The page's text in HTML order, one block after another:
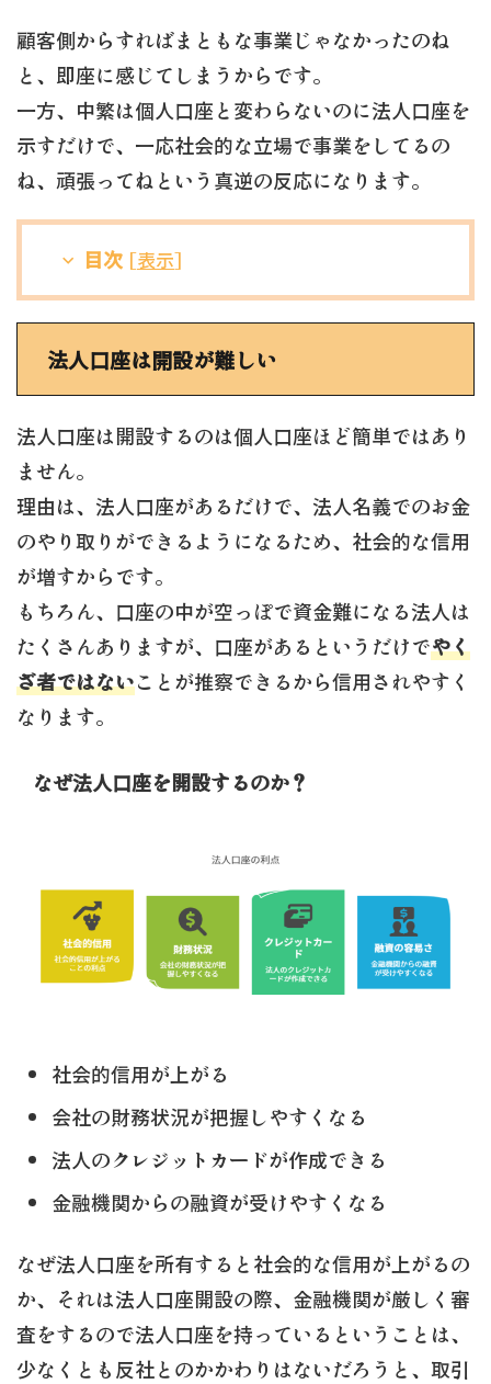
顧客側からすればまともな事業じゃなかったのね
と、即座に感じてしまうからです。
一方、中繁は個人口座と変わらないのに法人口座を
示すだけで、一応社会的な立場で事業をしてるの
ね、頑張ってねという真逆の反応になります。
目次 [表示]
法人口座は開設が難しい
法人口座は開設するのは個人口座ほど簡単ではあり
ません。
理由は、法人口座があるだけで、法人名義でのお金
のやり取りができるようになるため、社会的な信用
が増すからです。
もちろん、口座の中が空っぽで資金難になる法人は
たくさんありますが、口座があるというだけでやく
ざ者ではないことが推察できるから信用されやすく
なります。
なぜ法人口座を開設するのか？
社会的信用が上がる
会社の財務状況が把握しやすくなる
法人のクレジットカードが作成できる
金融機関からの融資が受けやすくなる
なぜ法人口座を所有すると社会的な信用が上がるの
か、それは法人口座開設の際、金融機関が厳しく審
査をするので法人口座を持っているということは、
少なくとも反社とのかかわりはないだろうと、取引